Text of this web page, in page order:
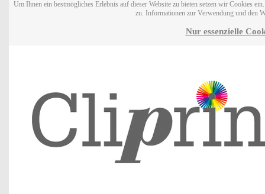
Um Ihnen ein bestmögliches Erlebnis auf dieser Website zu bieten setzen wir Cookies
zu. Informationen zur Verwendung und den
Nur essenzielle